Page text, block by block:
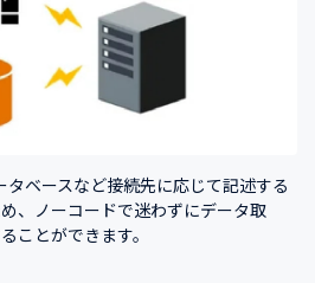
タベースなど接続先に応じて記述する
、ノーコードで迷わずにデータ取
ことができます。